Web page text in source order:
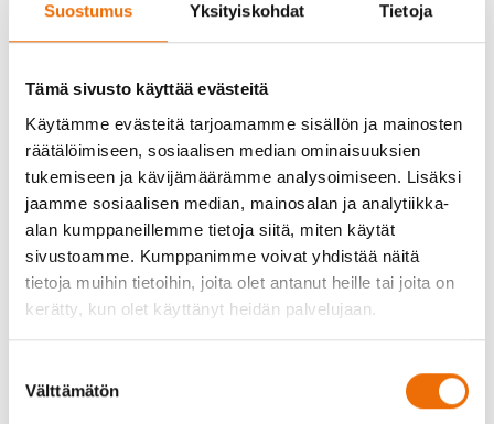
Suostumus Yksityiskohdat Tietoja
Tämä sivusto käyttää evästeitä
Käytämme evästeitä tarjoamamme sisällön ja mainosten
räätälöimiseen, sosiaalisen median ominaisuuksien
tukemiseen ja kävijämäärämme analysoimiseen. Lisäksi
jaamme sosiaalisen median, mainosalan ja analytiikka-
alan kumppaneillemme tietoja siitä, miten käytät
sivustoamme. Kumppanimme voivat yhdistää näitä
tietoja muihin tietoihin, joita olet antanut heille tai joita on
kerätty, kun olet käyttänyt heidän palvelujaan.
valinta
Välttämätön
elokuun alusta. Töihin kuuluu mm. puuston poistoa
Töiden käynnistäminen perustuu Lupa- ja
valvontaviraston 12.6.2026 antamaan lausuntoon, jonka
mukaan valmistelevien töiden aloittamiselle
suunnitellulla koerikastamon alueella ei ole
ympäristönsuojelu- tai vesilaista aiheutuvaa estettä.
Valmistelevat työt sijoittuvat lainvoimaisen kaivospiirin
alueelle, ja niissä noudatetaan viranomaisohjeita ja -
ympäristövaikutusten ennakointiin ja hallintaan. Pääosa